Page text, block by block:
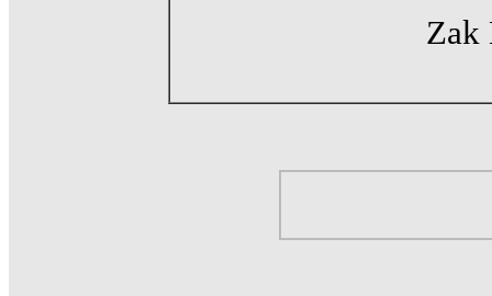
Zak